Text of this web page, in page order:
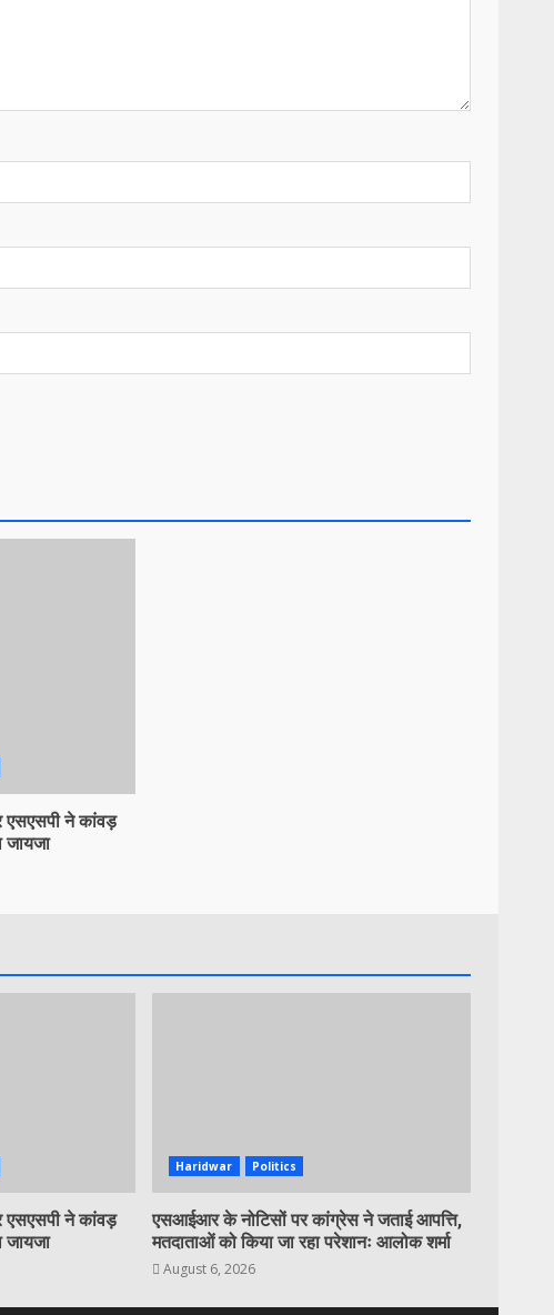
एसएसपी ने कांवड़
जायजा
एसएसपी ने कांवड़
जायजा
Haridwar Politics
एसआईआर के नोटिसों पर कांग्रेस ने जताई आपत्ति,
मतदाताओं को किया जा रहा परेशानः आलोक शर्मा
August 6, 2026